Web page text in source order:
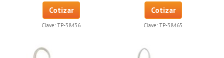
Cotizar
Clave: TP-38436
Cotizar
Clave: TP-38465